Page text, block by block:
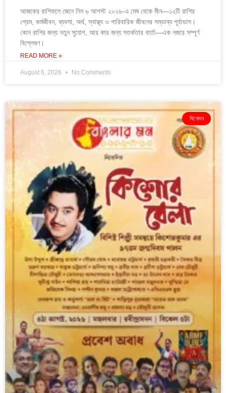
আজকের রাশিফলে জেনে নিন ৬ আগস্ট ২০২৬-এ মেষ থেকে মীন—১২টি রাশির
প্রেম, কর্মজীবন, ব্যবসা, অর্থ, স্বাস্থ্য ও পারিবারিক জীবনের সম্ভাব্য পূর্বাভাস।
কোন রাশির জন্য নতুন সুযোগ, আর কার জন্য সতর্কতার বার্তা—এক নজরে সম্পূর্ণ
বিশ্লেষণ।
READ MORE »
August 6, 2026 No Comments
বিনোদন